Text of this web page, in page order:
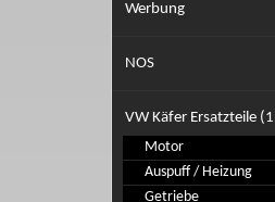
Werbung
NOS
VW Käfer Ersatzteile
Motor
Auspuff / Heizung
Getriebe